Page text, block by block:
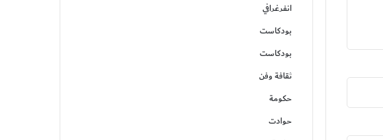
انفرغرافي
بودكاست
بودكاست
ثقافة وفن
حكومة
حوادت